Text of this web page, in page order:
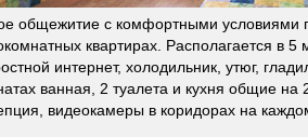
общежитие с комфортными условиями
квартирах. Располагается в
интернет, холодильник, утюг,
ванная, 2 туалета и кухня общие
видеокамеры в коридорах на